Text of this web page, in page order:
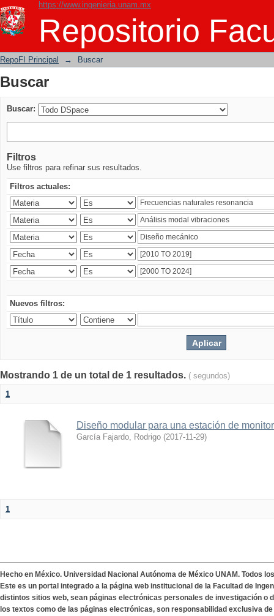
https://www.ingenieria.unam.mx
Repositorio
Buscar
RepoFI Principal → Buscar
Buscar
Buscar:
Filtros
Use filtros para refinar sus resultados.
Filtros actuales:
Nuevos filtros:
Mostrando 1 de un total de 1 resultados. ( segundos)
1
Diseño modular para una estación de
García Fajardo, Rodrigo (2017-11-29)
1
Hecho en México. Universidad Nacional Autónoma de México UNAM. Todos
Este es un portal integrado a la página web institucional de la Facultad de
distintos sitios web, sean páginas electrónicas personales de investigación o
los textos como de las páginas electrónicas, son responsabilidad exclusiva